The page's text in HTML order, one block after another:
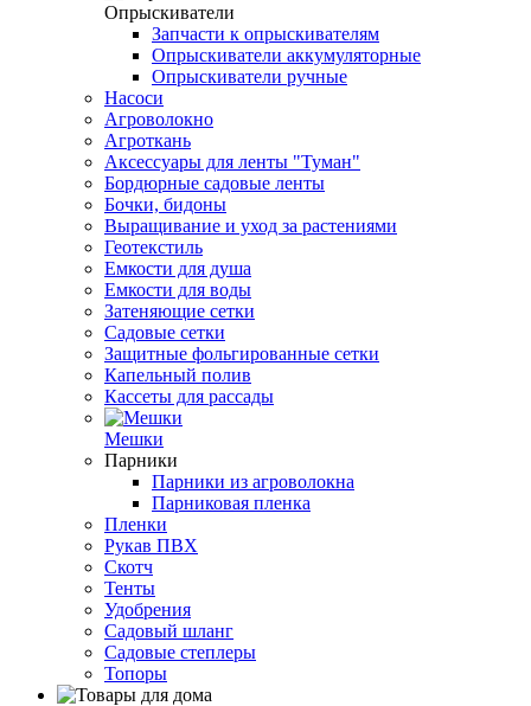
Опрыскиватели
Запчасти к опрыскивателям
Опрыскиватели аккумуляторные
Опрыскиватели ручные
Насоси
Агроволокно
Агроткань
Аксессуары для ленты "Туман"
Бордюрные садовые ленты
Бочки, бидоны
Выращивание и уход за растениями
Геотекстиль
Емкости для душа
Емкости для воды
Затеняющие сетки
Садовые сетки
Защитные фольгированные сетки
Капельный полив
Кассеты для рассады
Мешки
Парники
Парники из агроволокна
Парниковая пленка
Пленки
Рукав ПВХ
Скотч
Тенты
Удобрения
Садовый шланг
Садовые степлеры
Топоры